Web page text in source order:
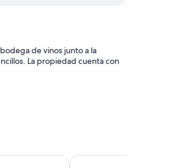
de vinos junto a la
La propiedad cuenta con
Four Points by